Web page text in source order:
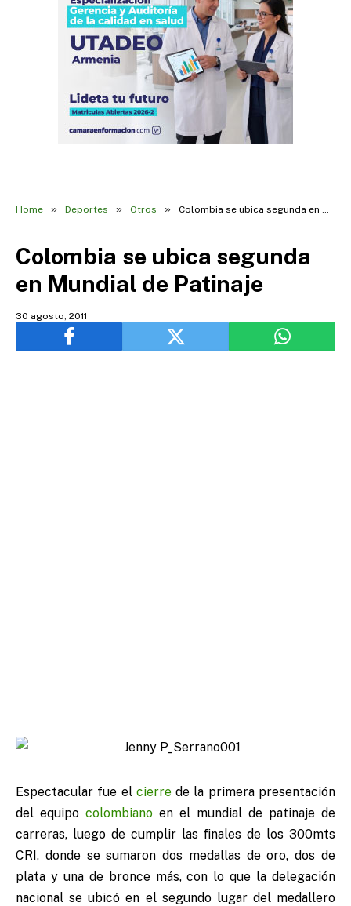
Home » Deportes » Otros » Colombia se ubica segunda en Mundial de Patinaje
Colombia se ubica segunda
en Mundial de Patinaje
30 agosto, 2011
Espectacular fue el cierrede la primera presentación
del equipo colombiano en el mundial de patinaje de
carreras, luego de cumplir las finales de los 300mts
CRI, donde se sumaron dos medallas de oro, dos de
plata y una de bronce más, con lo que la delegación
nacional se ubicó en el segundo lugar del medallero